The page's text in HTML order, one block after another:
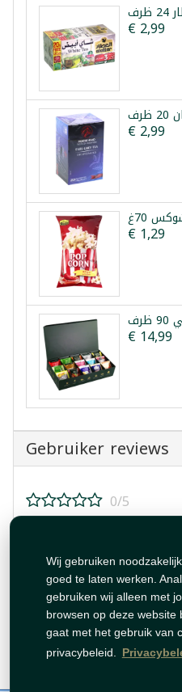
Wij gebruiken
goed te laten werken.
gebruiken wij alleen met
browsen op deze website
gaat met het gebruik van
privacybeleid.
€ 2,99
€ 2,99
70غ
€ 1,29
€ 14,99
Gebruiker reviews
0/5
Beoordeling plaatsen